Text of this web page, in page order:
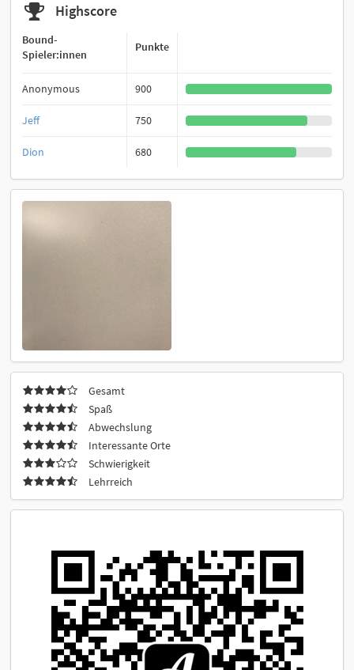
Highscore
Bound-
Spieler:innen
Punkte
Anonymous 900
Jeff 750
Dion 680
Gesamt
Spaß
Abwechslung
Interessante Orte
Schwierigkeit
Lehrreich